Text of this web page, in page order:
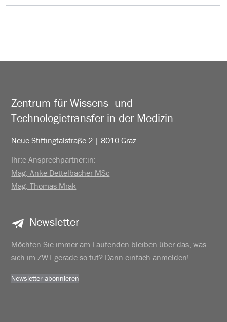
Zentrum für Wissens- und
Technologietransfer in der Medizin
Neue Stiftingtalstraße 2 | 8010 Graz
Ihr:e Ansprechpartner:in:
Mag. Anke Dettelbacher MSc
Mag. Thomas Mrak
Newsletter
Möchten Sie immer am Laufenden bleiben über das, was
sich im ZWT gerade so tut? Dann einfach anmelden!
Newsletter abonnieren